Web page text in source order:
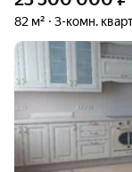
82 м² 3-комн.